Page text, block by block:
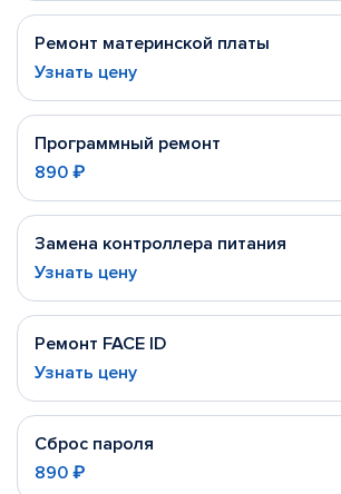
Ремонт материнской платы
Узнать цену
Программный ремонт
890 ₽
Замена контроллера питания
Узнать цену
Ремонт FACE ID
Узнать цену
Сброс пароля
890 ₽